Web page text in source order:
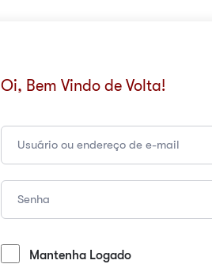
Oi, Bem Vindo de Volta!
Mantenha Logado